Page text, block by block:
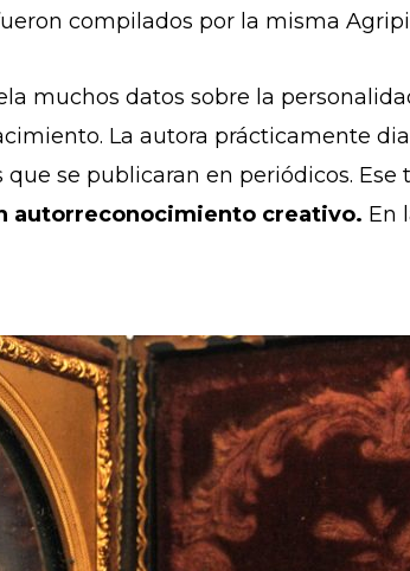
compilados por la misma
muchos datos sobre la
La autora prácticamente
se publicaran en periódicos.
autorreconocimiento creativo. En